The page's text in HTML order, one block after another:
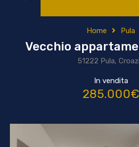
Home Pula
Vecchio
51222 Pula,
In vendita
285.000€